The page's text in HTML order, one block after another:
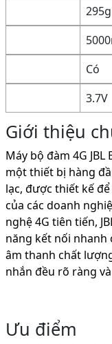
295g
Có
3.7V
Giới thiệu
Máy bộ đàm 4G
một thiết bị hàng
lạc, được thiết kế
của các doanh
nghệ 4G tiên tiến,
năng kết nối nhanh
âm thanh chất
nhắn đều rõ ràng
Ưu điểm